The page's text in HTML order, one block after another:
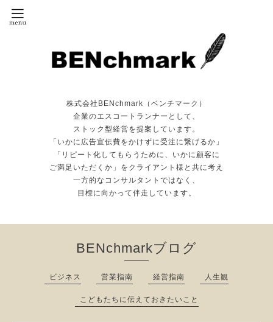
株式会社BENchmark（ベンチマーク）
企業のエスコートランナーとして、
ストック型経営を提案しています。
「いかに広告宣伝費をかけずに受注に繋げるか」
「リピート化してもらうために、いかに顧客に
ご満足いただくか」をクライアント様と共に考え
一方的なコンサルタントではなく、
目標に向かって伴走しています。
BENchmarkブログ
ビジネス 営業指南 経営指南 人生観
こどもたちに伝えておきたいこと